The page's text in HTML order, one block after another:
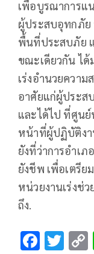
เพื่อบูรณาการแ
ผู้ประสบอุทกภัย
พื้นที่ประสบภัย
ขณะเดียวกัน ไ
เร่งอำนวยควา
อาศัยแก่ผู้ประส
และได้ไป ที่ศูนย์
หน้าที่ผู้ปฏิบัติงา
ยังที่ว่าการอำเภ
ยังชีพ เพื่อเตรีย
หน่วยงานเร่งช่
ถึง.
F T